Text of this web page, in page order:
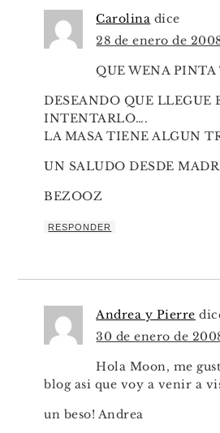
Carolina dice
28 de enero de
QUE WENA PINTA
DESEANDO QUE LLEGUE
INTENTARLO….
LA MASA TIENE ALGUN
UN SALUDO DESDE
BEZOOZ
RESPONDER
Andrea y Pierre
30 de enero de
Hola Moon, me
blog asi que voy a venir a
un beso! Andrea